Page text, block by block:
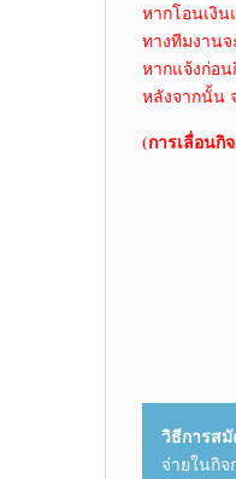
หากโอนเงิ
ทางทีมงาน
หากแจ้งก่อ
หลังจากนั้น
(การเลื่อนกิ
วิธีการส
จ่ายในกิ